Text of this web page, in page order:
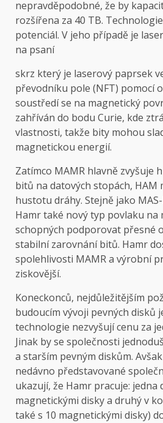
nepravděpodobné, že by
rozšířena za 40 TB.
potenciál. V jeho případě je
na psaní
skrz který je laserový paprsek
převodníku pole (NFT) pomocí
soustředí se na magnetický
zahříván do bodu Curie, kde
vlastnosti, takže bity mohou
magnetickou energií.
Zatímco MAMR hlavně zvyšuje
bitů na datových stopách, HAM
hustotu dráhy. Stejně jako
Hamr také nový typ povlaku na
schopných podporovat přesné
stabilní zarovnání bitů. Hamr
spolehlivosti MAMR a výrobní
ziskovější.
Koneckonců, nejdůležitějším
budoucím vývoji pevných disků
technologie nezvyšují cenu za
Jinak by se společnosti
a starším pevným diskům.
nedávno představované
ukazují, že Hamr pracuje: jedna
magnetickými disky a druhý v
také s 10 magnetickými disky)